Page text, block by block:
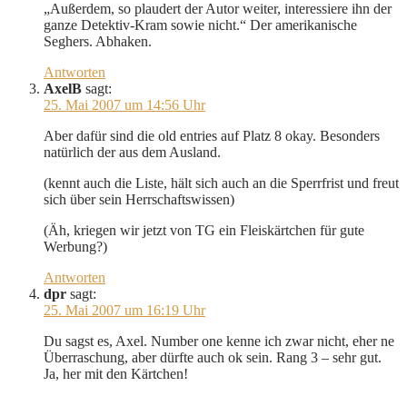
„Außerdem, so plaudert der Autor weiter, interessiere ihn der
ganze Detektiv-Kram sowie nicht.“ Der amerikanische
Seghers. Abhaken.
Antworten
AxelB sagt:
25. Mai 2007 um 14:56 Uhr
Aber dafür sind die old entries auf Platz 8 okay. Besonders
natürlich der aus dem Ausland.
(kennt auch die Liste, hält sich auch an die Sperrfrist und freut
sich über sein Herrschaftswissen)
(Äh, kriegen wir jetzt von TG ein Fleiskärtchen für gute
Werbung?)
Antworten
dpr sagt:
25. Mai 2007 um 16:19 Uhr
Du sagst es, Axel. Number one kenne ich zwar nicht, eher ne
Überraschung, aber dürfte auch ok sein. Rang 3 – sehr gut.
Ja, her mit den Kärtchen!